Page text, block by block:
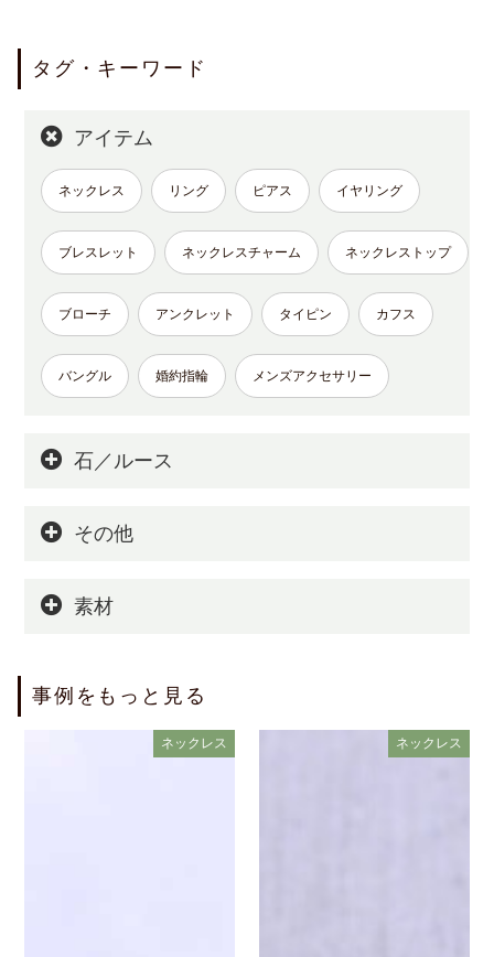
タグ・キーワード
アイテム
ネックレス リング ピアス イヤリング
ブレスレット ネックレスチャーム ネックレストップ
ブローチ アンクレット タイピン カフス
バングル 婚約指輪 メンズアクセサリー
石／ルース
その他
素材
事例をもっと見る
ネックレス ネックレス